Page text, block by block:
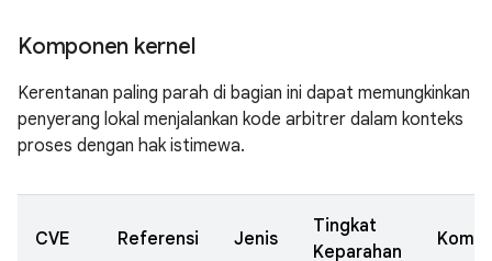
Komponen kernel
Kerentanan paling parah di bagian ini dapat memungkinkan
penyerang lokal menjalankan kode arbitrer dalam konteks
proses dengan hak istimewa.
CVE Referensi Jenis
Tingkat
Keparahan